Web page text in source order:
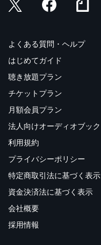
よくある質問・ヘルプ
はじめてガイド
聴き放題プラン
チケットプラン
月額会員プラン
法人向けオーディオブック
利用規約
プライバシーポリシー
特定商取引法に基づく表示
資金決済法に基づく表示
会社概要
採用情報